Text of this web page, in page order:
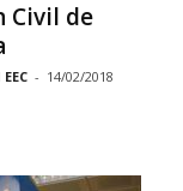
Civil de
- 14/02/2018